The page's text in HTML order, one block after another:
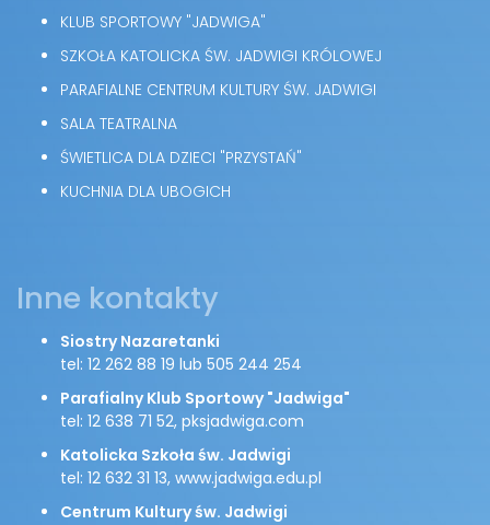
KLUB SPORTOWY "JADWIGA"
SZKOŁA KATOLICKA ŚW. JADWIGI KRÓLOWEJ
PARAFIALNE CENTRUM KULTURY ŚW. JADWIGI
SALA TEATRALNA
ŚWIETLICA DLA DZIECI "PRZYSTAŃ"
KUCHNIA DLA UBOGICH
Inne kontakty
Siostry Nazaretanki
tel: 12 262 88 19 lub 505 244 254
Parafialny Klub Sportowy "Jadwiga"
tel: 12 638 71 52, pksjadwiga.com
Katolicka Szkoła św. Jadwigi
tel: 12 632 31 13, www.jadwiga.edu.pl
Centrum Kultury św. Jadwigi